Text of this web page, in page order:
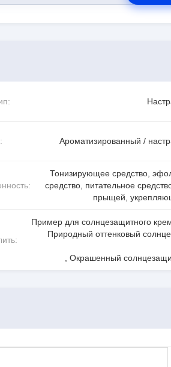
Ароматизированный /
Тонизирующее средство,
средство, питательное
прыщей,
Пример для солнцезащитного
Природный оттенковый
Окрашенный